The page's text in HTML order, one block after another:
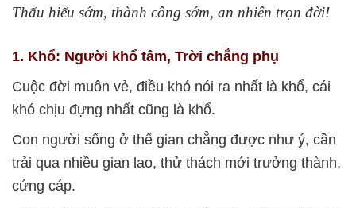
Thấu hiểu sớm, thành công sớm, an nhiên trọn đời!
1. Khổ: Người khổ tâm, Trời chẳng phụ
Cuộc đời muôn vẻ, điều khó nói ra nhất là khổ, cái
khó chịu đựng nhất cũng là khổ.
Con người sống ở thế gian chẳng được như ý, cần
trải qua nhiều gian lao, thử thách mới trưởng thành,
cứng cáp.